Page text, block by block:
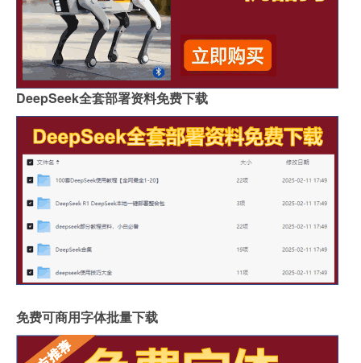
DeepSeek全套部署资料免费下载
免费可商用字体批量下载